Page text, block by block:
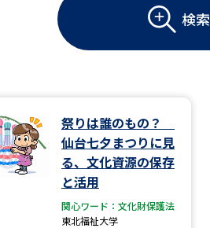
大学パ
総合型
大学
専門学
大学入
検
祭りは誰のもの？
仙台七夕まつりに見
る、文化資源の保存
と活用
関心ワード：文化財保護法
東北福祉大学